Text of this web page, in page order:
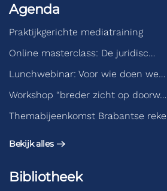
Agenda
Praktijkgerichte mediatraining
Online masterclass: De juridisc…
Lunchwebinar: Voor wie doen we…
Workshop “breder zicht op doorw…
Themabijeenkomst Brabantse
Bekijk alles
Bibliotheek